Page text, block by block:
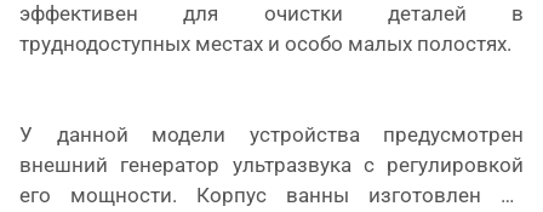
эффективен для очистки деталей в
труднодоступных местах и особо малых полостях.
У данной модели устройства предусмотрен
внешний генератор ультразвука с регулировкой
его мощности. Корпус ванны изготовлен из